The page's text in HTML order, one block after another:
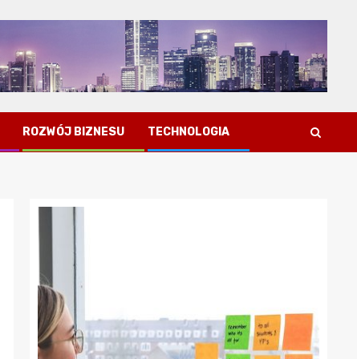
ROZWÓJ BIZNESU TECHNOLOGIA
Porady dla przedsiębiorców